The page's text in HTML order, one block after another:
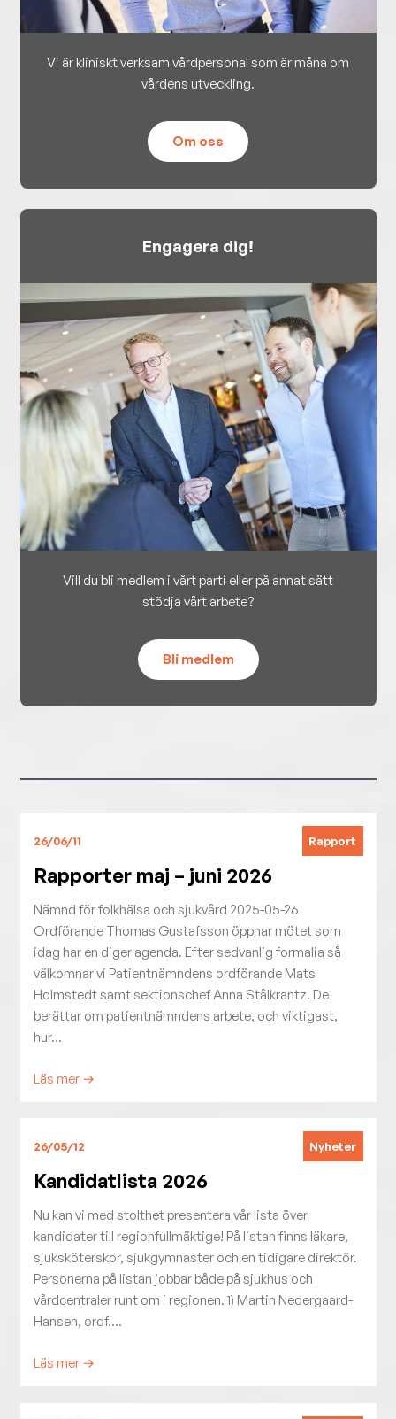
Vi är kliniskt verksam vårdpersonal som är måna om
vårdens utveckling.
Om oss
Engagera dig!
Vill du bli medlem i vårt parti eller på annat sätt
stödja vårt arbete?
Bli medlem
26/06/11 Rapport
Rapporter maj – juni 2026
Nämnd för folkhälsa och sjukvård 2025-05-26
Ordförande Thomas Gustafsson öppnar mötet som
idag har en diger agenda. Efter sedvanlig formalia så
välkomnar vi Patientnämndens ordförande Mats
Holmstedt samt sektionschef Anna Stålkrantz. De
berättar om patientnämndens arbete, och viktigast,
hur...
Läs mer →
26/05/12 Nyheter
Kandidatlista 2026
Nu kan vi med stolthet presentera vår lista över
kandidater till regionfullmäktige! På listan finns läkare,
sjuksköterskor, sjukgymnaster och en tidigare direktör.
Personerna på listan jobbar både på sjukhus och
vårdcentraler runt om i regionen. 1) Martin Nedergaard-
Hansen, ordf....
Läs mer →